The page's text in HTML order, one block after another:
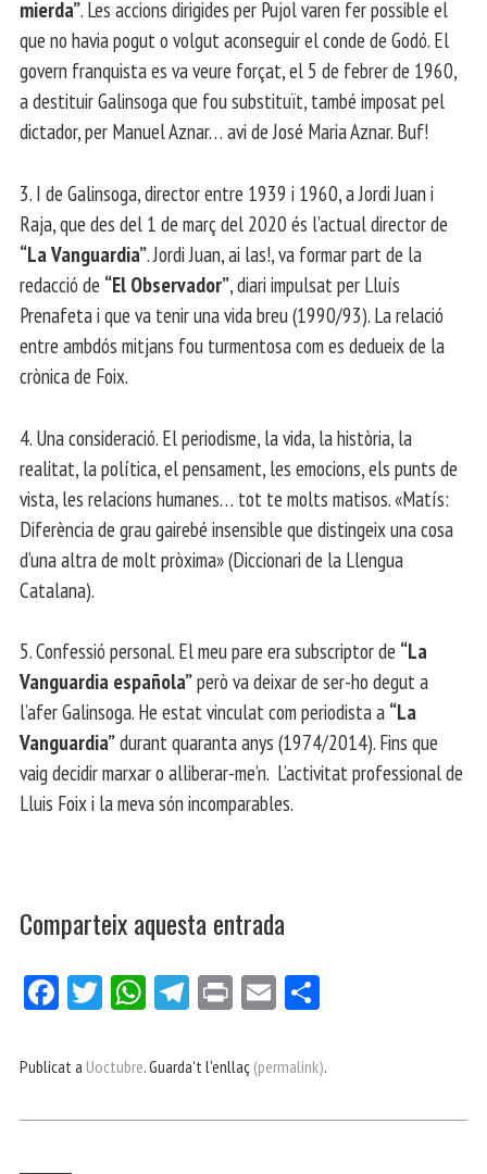
mierda”. Les accions dirigides per Pujol varen fer possible el
que no havia pogut o volgut aconseguir el conde de Godó. El
govern franquista es va veure forçat, el 5 de febrer de 1960,
a destituir Galinsoga que fou substituït, també imposat pel
dictador, per Manuel Aznar… avi de José Maria Aznar. Buf!
3. I de Galinsoga, director entre 1939 i 1960, a Jordi Juan i
Raja, que des del 1 de març del 2020 és l’actual director de
“La Vanguardia”. Jordi Juan, ai las!, va formar part de la
redacció de “El Observador”, diari impulsat per Lluís
Prenafeta i que va tenir una vida breu (1990/93). La relació
entre ambdós mitjans fou turmentosa com es dedueix de la
crònica de Foix.
4. Una consideració. El periodisme, la vida, la història, la
realitat, la política, el pensament, les emocions, els punts de
vista, les relacions humanes… tot te molts matisos. «Matís:
Diferència de grau gairebé insensible que distingeix una cosa
d’una altra de molt pròxima» (Diccionari de la Llengua
Catalana).
5. Confessió personal. El meu pare era subscriptor de “La
Vanguardia española”però va deixar de ser-ho degut a
l’afer Galinsoga. He estat vinculat com periodista a “La
Vanguardia”durant quaranta anys (1974/2014). Fins que
vaig decidir marxar o alliberar-me’n. L’activitat professional de
Lluis Foix i la meva són incomparables.
Comparteix aquesta entrada
Fa
bo
Tw
er
W
ts
p
Te
gr
m
Pri E
ail pa
ei
Publicat a Uoctubre. Guarda't l'enllaç (permalink).